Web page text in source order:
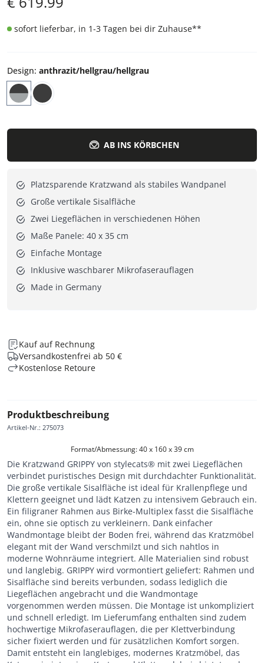
sofort lieferbar, in 1-3 Tagen bei dir Zuhause**
Design: anthrazit/hellgrau/hellgrau
AB INS KÖRBCHEN
Platzsparende Kratzwand als stabiles Wandpanel
Große vertikale Sisalfläche
Zwei Liegeflächen in verschiedenen Höhen
Maße Panele: 40 x 35 cm
Einfache Montage
Inklusive waschbarer Mikrofaserauflagen
Made in Germany
Kauf auf Rechnung
Versandkostenfrei ab 50 €
Kostenlose Retoure
Produktbeschreibung
Artikel-Nr.: 275073
Format/Abmessung: 40 x 160 x 39 cm
Die Kratzwand GRIPPY von stylecats® mit zwei Liegeflächen
verbindet puristisches Design mit durchdachter Funktionalität.
Die große vertikale Sisalfläche ist ideal für Krallenpflege und
Klettern geeignet und lädt Katzen zu intensivem Gebrauch ein.
Ein filigraner Rahmen aus Birke-Multiplex fasst die Sisalfläche
ein, ohne sie optisch zu verkleinern. Dank einfacher
Wandmontage bleibt der Boden frei, während das Kratzmöbel
elegant mit der Wand verschmilzt und sich nahtlos in
moderne Wohnräume integriert. Alle Materialien sind robust
und langlebig. GRIPPY wird vormontiert geliefert: Rahmen und
Sisalfläche sind bereits verbunden, sodass lediglich die
Liegeflächen angebracht und die Wandmontage
vorgenommen werden müssen. Die Montage ist unkompliziert
und schnell erledigt. Im Lieferumfang enthalten sind zudem
hochwertige Mikrofaserauflagen, die per Klettverbindung
sicher fixiert werden und für zusätzlichen Komfort sorgen.
Damit entsteht ein langlebiges, modernes Kratzmöbel, das